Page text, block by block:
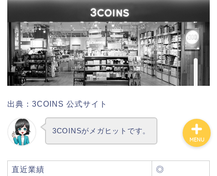
出典：3COINS 公式サイト
3COINSがメガヒットです。
直近業績 ◎
MENU
株式投資・金融知識
おすすめ読書の要約
ビジネス・仕事